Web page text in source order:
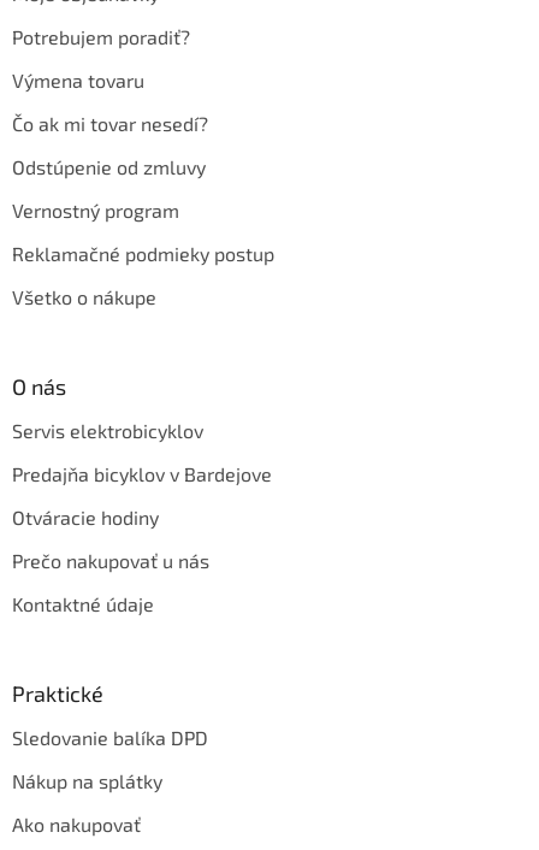
Potrebujem poradiť?
Výmena tovaru
Čo ak mi tovar nesedí?
Odstúpenie od zmluvy
Vernostný program
Reklamačné podmieky postup
Všetko o nákupe
O nás
Servis elektrobicyklov
Predajňa bicyklov v Bardejove
Otváracie hodiny
Prečo nakupovať u nás
Kontaktné údaje
Praktické
Sledovanie balíka DPD
Nákup na splátky
Ako nakupovať